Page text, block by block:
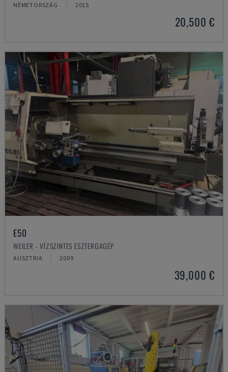
NÉMETORSZÁG 2015
20,500 €
E50
WEILER - VÍZSZINTES ESZTERGAGÉP
AUSZTRIA 2009
39,000 €